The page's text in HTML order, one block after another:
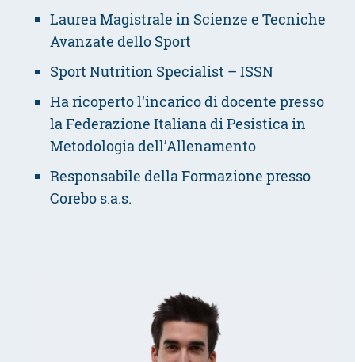
Laurea Magistrale in Scienze e Tecniche
Avanzate dello Sport
Sport Nutrition Specialist – ISSN
Ha ricoperto l'incarico di docente presso
la Federazione Italiana di Pesistica in
Metodologia dell’Allenamento
Responsabile della Formazione presso
Corebo s.a.s.